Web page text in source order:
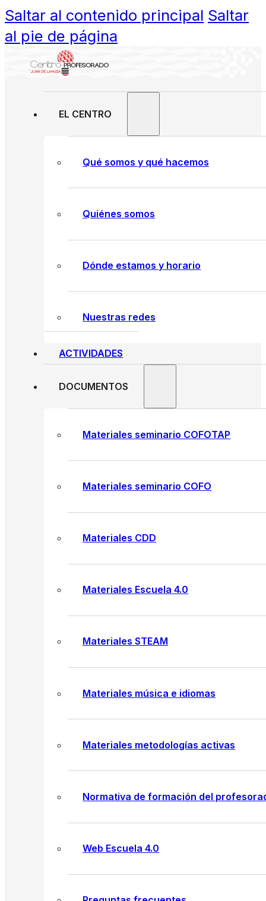
Saltar al contenido principal Saltar
al pie de página
EL CENTRO
Qué somos y qué hacemos
Quiénes somos
Dónde estamos y horario
Nuestras redes
ACTIVIDADES
DOCUMENTOS
Materiales seminario COFOTAP
Materiales seminario COFO
Materiales CDD
Materiales Escuela 4.0
Materiales STEAM
Materiales música e idiomas
Materiales metodologías activas
Normativa de formación del
Web Escuela 4.0